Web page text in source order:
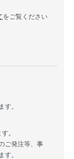
をご覧ください
す。
。
ご発注等、事
す。